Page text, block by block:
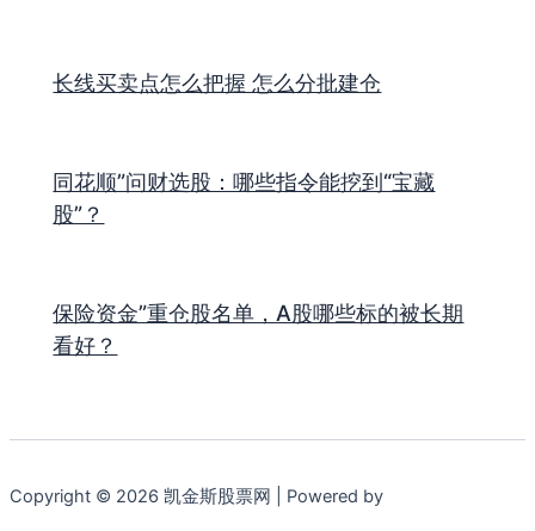
长线买卖点怎么把握 怎么分批建仓
同花顺”问财选股：哪些指令能挖到“宝藏
股”？
保险资金”重仓股名单，A股哪些标的被长期
看好？
Copyright © 2026 凯金斯股票网 | Powered by